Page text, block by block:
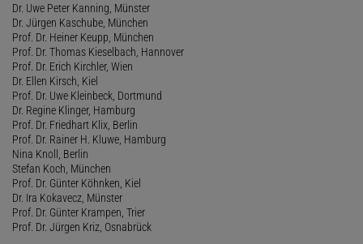
Dr. Uwe Peter Kanning, Münster
Dr. Jürgen Kaschube, München
Prof. Dr. Heiner Keupp, München
Prof. Dr. Thomas Kieselbach, Hannover
Prof. Dr. Erich Kirchler, Wien
Dr. Ellen Kirsch, Kiel
Prof. Dr. Uwe Kleinbeck, Dortmund
Dr. Regine Klinger, Hamburg
Prof. Dr. Friedhart Klix, Berlin
Prof. Dr. Rainer H. Kluwe, Hamburg
Nina Knoll, Berlin
Stefan Koch, München
Prof. Dr. Günter Köhnken, Kiel
Dr. Ira Kokavecz, Münster
Prof. Dr. Günter Krampen, Trier
Prof. Dr. Jürgen Kriz, Osnabrück